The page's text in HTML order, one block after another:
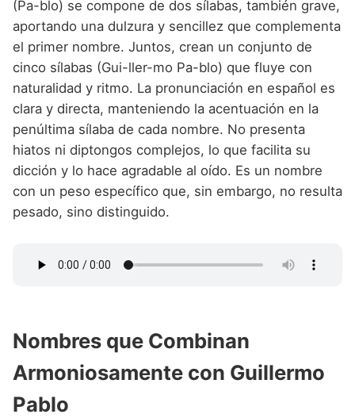
(Pa-blo) se compone de dos sílabas, también grave,
aportando una dulzura y sencillez que complementa
el primer nombre. Juntos, crean un conjunto de
cinco sílabas (Gui-ller-mo Pa-blo) que fluye con
naturalidad y ritmo. La pronunciación en español es
clara y directa, manteniendo la acentuación en la
penúltima sílaba de cada nombre. No presenta
hiatos ni diptongos complejos, lo que facilita su
dicción y lo hace agradable al oído. Es un nombre
con un peso específico que, sin embargo, no resulta
pesado, sino distinguido.
Nombres que Combinan
Armoniosamente con Guillermo
Pablo